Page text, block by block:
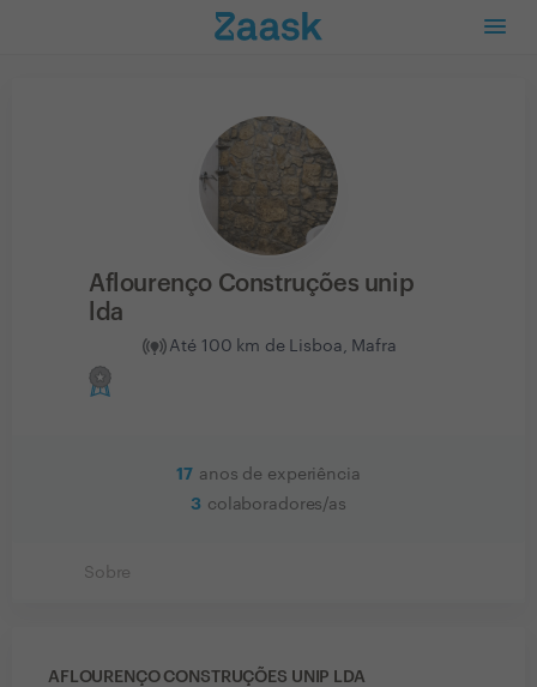
Aflourenço Construções unip
lda
Até 100 km de Lisboa, Mafra
17 anos de experiência
3 colaboradores/as
Sobre
AFLOURENÇO CONSTRUÇÕES UNIP LDA